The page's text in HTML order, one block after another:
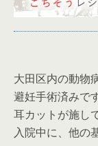
大田区内の動物
避妊手術済みで
耳カットが施し
入院中に、他の